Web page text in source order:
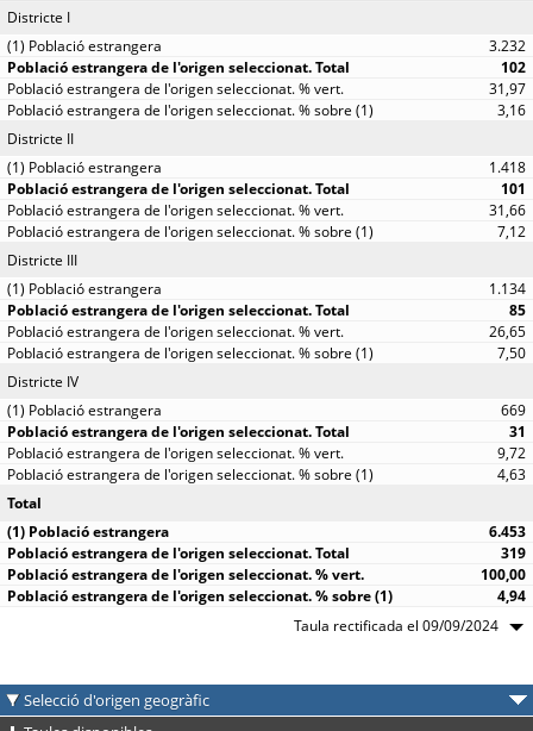
Districte I
3.232
102
31,97
3,16
Districte II
1.418
101
31,66
7,12
Districte III
1.134
85
26,65
7,50
Districte IV
669
31
9,72
4,63
Total
6.453
319
100,00
4,94
Taula rectificada el 09/09/2024
Selecció d'origen geogràfic